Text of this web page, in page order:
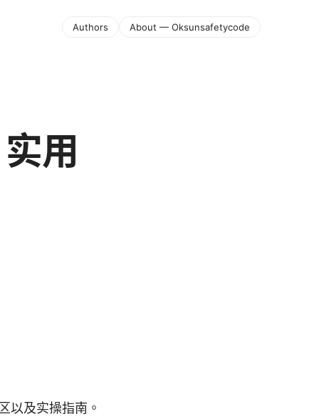
Authors About — Oksunsafetycode
用
以及实操指南。